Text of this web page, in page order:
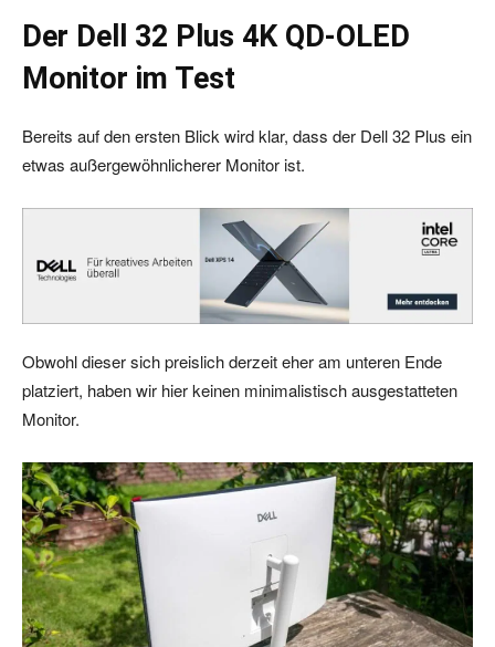
Der Dell 32 Plus 4K QD-OLED
Monitor im Test
Bereits auf den ersten Blick wird klar, dass der Dell 32 Plus ein
etwas außergewöhnlicherer Monitor ist.
Obwohl dieser sich preislich derzeit eher am unteren Ende
platziert, haben wir hier keinen minimalistisch ausgestatteten
Monitor.